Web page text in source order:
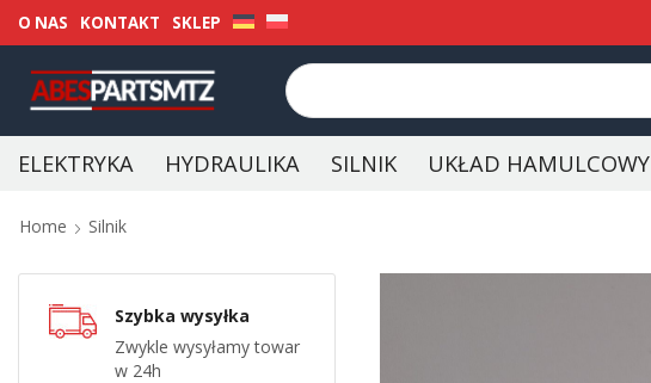
O NAS KONTAKT SKLEP
ELEKTRYKA HYDRAULIKA SILNIK UKŁAD HAMULCOWY
Home Silnik
Szybka wysyłka
Zwykle wysyłamy towar
w 24h